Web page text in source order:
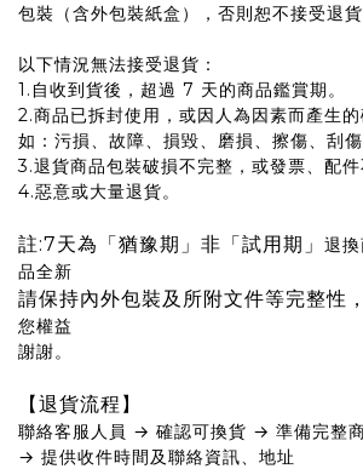
包裝（含外包裝紙盒），否則恕不接受退貨
以下情況無法接受退貨：
1.自收到貨後，超過 7 天的商品鑑賞期。
2.商品已拆封使用，或因人為因素而產生的
如：污損、故障、損毀、磨損、擦傷、刮傷
3.退貨商品包裝破損不完整，或發票、配件
4.​惡意或大量退貨。
註:7天為「猶豫期」非「試用期」 退
品全新
請保持內外包裝及所附文件等完整性，
您權益
謝謝。
【退貨流程】
聯絡客服人員 → 確認可換貨 → 準備完整
→ 提供收件時間及聯絡資訊、地址